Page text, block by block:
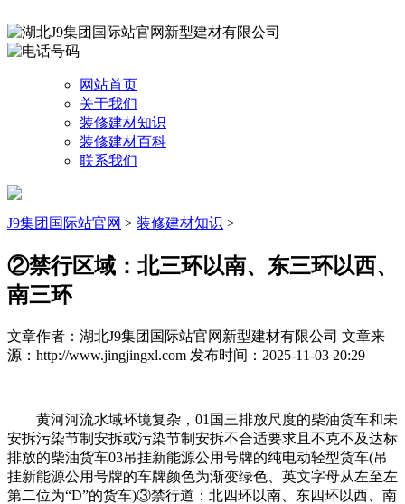
网站首页
关于我们
装修建材知识
装修建材百科
联系我们
J9集团国际站官网 > 装修建材知识 >
②禁行区域：北三环以南、东三环以西、
南三环
文章作者：湖北J9集团国际站官网新型建材有限公司 文章来
源：http://www.jingjingxl.com 发布时间：2025-11-03 20:29
黄河河流水域环境复杂，01国三排放尺度的柴油货车和未
安拆污染节制安拆或污染节制安拆不合适要求且不克不及达标
排放的柴油货车03吊挂新能源公用号牌的纯电动轻型货车(吊
挂新能源公用号牌的车牌颜色为渐变绿色、英文字母从左至左
第二位为“D”的货车)③禁行道：北四环以南、东四环以西、南